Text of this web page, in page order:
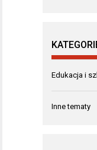
Edukacja i
Inne tematy